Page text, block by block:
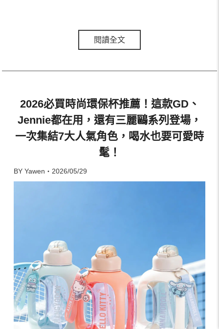
閱讀全文
2026必買時尚環保杯推薦！這款GD、
Jennie都在用，還有三麗鷗系列登場，
一次集結7大人氣角色，喝水也要可愛時
髦！
BY Yawen・2026/05/29